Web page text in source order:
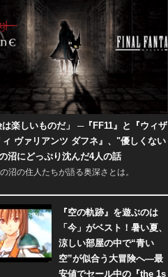
は楽しいものだ」 ─『FF11』と『ウィザ
ィ ヴァリアンツ ダフネ』、"優しくない
沼にどっぷり沈んだ4人の話
沼の住人たちが語る奥深さとは。
『空の軌跡』を遊ぶのは
「今」がベスト！暑い夏、
涼しい部屋の中で“青い
空”が似合う大冒険へ―最
安値でセール中の『the 1s